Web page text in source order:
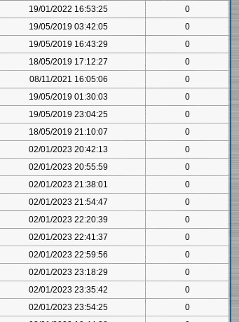
19/01/2022 16:53:25
0
19/05/2019 03:42:05
0
19/05/2019 16:43:29
0
18/05/2019 17:12:27
0
08/11/2021 16:05:06
0
19/05/2019 01:30:03
0
19/05/2019 23:04:25
0
18/05/2019 21:10:07
0
02/01/2023 20:42:13
0
02/01/2023 20:55:59
0
02/01/2023 21:38:01
0
02/01/2023 21:54:47
0
02/01/2023 22:20:39
0
02/01/2023 22:41:37
0
02/01/2023 22:59:56
0
02/01/2023 23:18:29
0
02/01/2023 23:35:42
0
02/01/2023 23:54:25
0